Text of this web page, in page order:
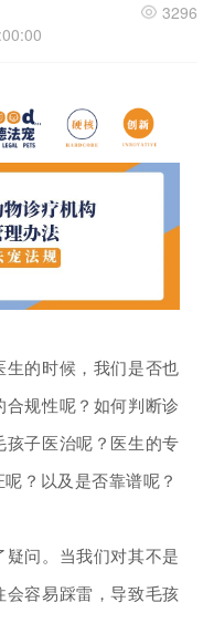
3296
的时候，我们是否也
规性呢？如何判断诊
子医治呢？医生的专
？以及是否靠谱呢？
问。当我们对其不是
容易踩雷，导致毛孩